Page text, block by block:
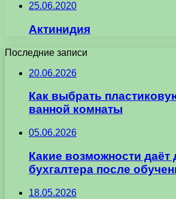
25.06.2020
Актинидия
Последние записи
20.06.2026
Как выбрать
ванной комнаты
05.06.2026
Какие возможности даёт
бухгалтера после
18.05.2026